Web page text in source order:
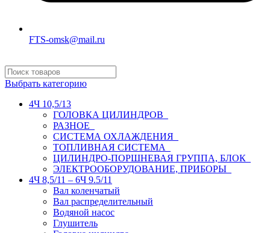
FTS-omsk@mail.ru
Выбрать категорию
4Ч 10,5/13
ГОЛОВКА ЦИЛИНДРОВ
РАЗНОЕ
СИСТЕМА ОХЛАЖДЕНИЯ
ТОПЛИВНАЯ СИСТЕМА
ЦИЛИНДРО-ПОРШНЕВАЯ ГРУППА, БЛОК
ЭЛЕКТРООБОРУДОВАНИЕ, ПРИБОРЫ
4Ч 8,5/11 – 6Ч 9.5/11
Вал коленчатый
Вал распределительный
Водяной насос
Глушитель